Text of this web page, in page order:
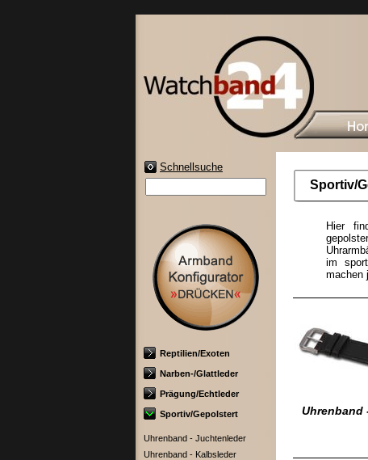
Schnellsuche
Reptilien/Exoten
Narben-/Glattleder
Prägung/Echtleder
Sportiv/Gepolstert
Uhrenband - Juchtenleder
Uhrenband - Kalbsleder
Sportiv/
Hier
im
machen
Uhrenband